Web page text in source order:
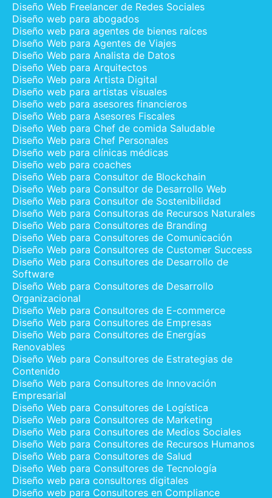
Diseño Web Freelancer de Redes Sociales
Diseño web para abogados
Diseño web para agentes de bienes raíces
Diseño Web para Agentes de Viajes
Diseño Web para Analista de Datos
Diseño Web para Arquitectos
Diseño Web para Artista Digital
Diseño web para artistas visuales
Diseño web para asesores financieros
Diseño Web para Asesores Fiscales
Diseño Web para Chef de comida Saludable
Diseño Web para Chef Personales
Diseño web para clínicas médicas
Diseño web para coaches
Diseño Web para Consultor de Blockchain
Diseño Web para Consultor de Desarrollo Web
Diseño Web para Consultor de Sostenibilidad
Diseño Web para Consultoras de Recursos Naturales
Diseño Web para Consultores de Branding
Diseño Web para Consultores de Comunicación
Diseño Web para Consultores de Customer Success
Diseño Web para Consultores de Desarrollo de
Software
Diseño Web para Consultores de Desarrollo
Organizacional
Diseño Web para Consultores de E-commerce
Diseño Web para Consultores de Empresas
Diseño Web para Consultores de Energías
Renovables
Diseño Web para Consultores de Estrategias de
Contenido
Diseño Web para Consultores de Innovación
Empresarial
Diseño Web para Consultores de Logística
Diseño Web para Consultores de Marketing
Diseño Web para Consultores de Medios Sociales
Diseño Web para Consultores de Recursos Humanos
Diseño Web para Consultores de Salud
Diseño Web para Consultores de Tecnología
Diseño web para consultores digitales
Diseño web para Consultores en Compliance